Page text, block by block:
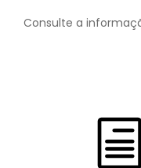
Consulte a